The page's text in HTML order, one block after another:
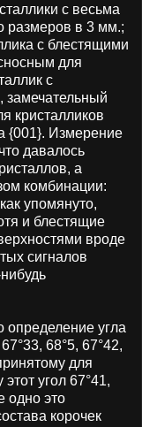
с весьма
размеров в 3 мм.;
с блестящими
для
с
кристалликов
{001}. Измерение
давалось
а
комбинации:
упомянуто,
и блестящие
вроде
сигналов
угла
68°5, 67°42,
для
угол 67°41,
одно это
корочек